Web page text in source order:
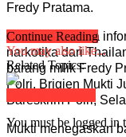
Fredy Pratama.
“Kami menerima
narkotika dari
barang milik Fredy
Polri, Brigjen Mukti
Bareskrim Polri,
Mukti menegaskan
Continue Reading
You may also like...
Related Topics:
You must be logged in